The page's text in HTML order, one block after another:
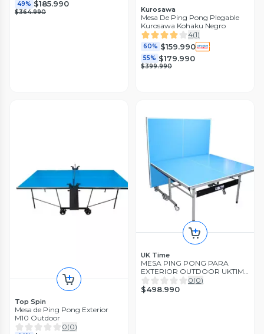
49% $185.990
$364.990 Kurosawa
Mesa De Ping Pong Plegable
Kurosawa Kohaku Negro
4(1)
60% $159.990
55% $179.990
$399.990
Top Spin
Mesa de Ping Pong Exterior
M10 Outdoor
0(0)
UK Time
MESA PING PONG PARA
EXTERIOR OUTDOOR UKTIME
OUTSIDE 6MM
0(0)
$498.990